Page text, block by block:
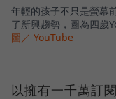
年輕的孩子不只是螢幕
了新興趨勢，圖為四歲
圖／ YouTube
以擁有一千萬訂